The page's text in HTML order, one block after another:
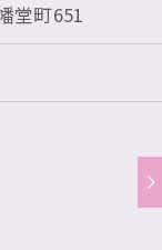
堂町651